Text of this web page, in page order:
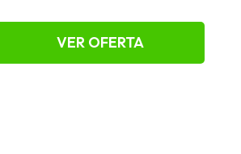
VER OFERTA